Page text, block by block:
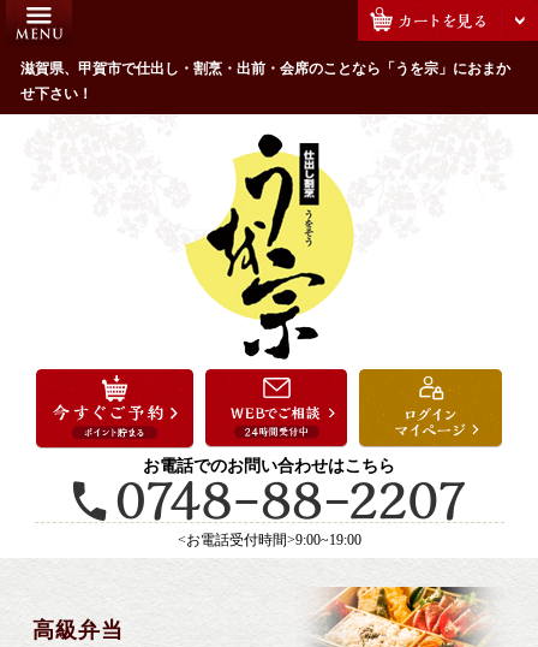
滋賀県、甲賀市で仕出し・割烹・出前・会席のことなら「うを宗」におまか
せ下さい！
お電話でのお問い合わせはこちら
<お電話受付時間>9:00~19:00
高級弁当
HOME
うを宗のこだわり
配達エリア・注文方法
お祝い・ハレの日
法事・法要
接待・おもてなし
会議・セミナー弁当
製薬会社様向け
観光・行楽